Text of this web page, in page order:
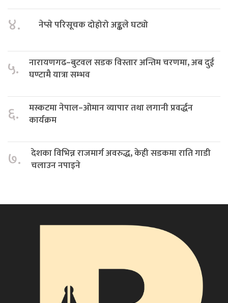
४. नेप्से परिसूचक दोहोरो अङ्कले घट्यो
५.
नारायणगढ–बुटवल सडक विस्तार अन्तिम चरणमा, अब दुई
घण्टामै यात्रा सम्भव
६.
मस्कटमा नेपाल–ओमान व्यापार तथा लगानी प्रवर्द्धन
कार्यक्रम
७.
देशका विभिन्न राजमार्ग अवरुद्ध, केही सडकमा राति गाडी
चलाउन नपाइने